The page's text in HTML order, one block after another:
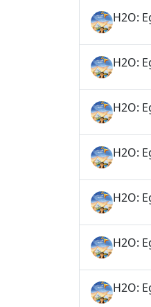
H2O:
H2O:
H2O:
H2O:
H2O:
H2O:
H2O: